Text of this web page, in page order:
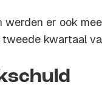
er ook
kwartaal